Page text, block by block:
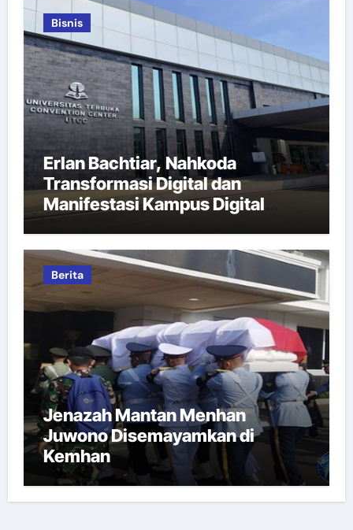
Bisnis
Erlan Bachtiar, Nahkoda
Transformasi Digital dan
Manifestasi Kampus Digital
Berita
Jenazah Mantan Menhan
Juwono Disemayamkan di
Kemhan